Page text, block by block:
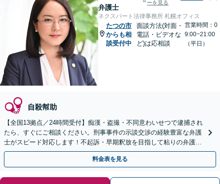
弁護士
ーを見る
ネクスパート法律事務所 札幌オフィス
たつの市
からも相
談受付中
面談方法(対面・
電話・ビデオな
ど)は応相談
営業時間：0
9:00~21:00
（平日）
自殺幇助
【全国13拠点／24時間受付】痴漢・盗撮・不同意わいせつで逮捕され
たら、すぐにご相談ください。刑事事件の示談交渉の経験豊富な弁護
士がスピード対応します！不起訴・早期釈放を目指して粘りの弁護活
動を行います。
料金表を見る